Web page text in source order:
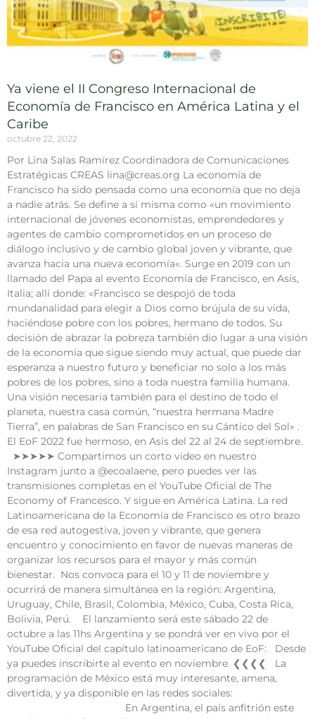
Ya viene el II Congreso Internacional de
Economía de Francisco en América Latina y el
Caribe
octubre 22, 2022
Por Lina Salas Ramírez Coordinadora de Comunicaciones
Estratégicas CREAS lina@creas.org La economía de
Francisco ha sido pensada como una economía que no deja
a nadie atrás. Se define a sí misma como «un movimiento
internacional de jóvenes economistas, emprendedores y
agentes de cambio comprometidos en un proceso de
diálogo inclusivo y de cambio global joven y vibrante, que
avanza hacia una nueva economía«. Surge en 2019 con un
llamado del Papa al evento Economía de Francisco, en Asís,
Italia; allí donde: «Francisco se despojó de toda
mundanalidad para elegir a Dios como brújula de su vida,
haciéndose pobre con los pobres, hermano de todos. Su
decisión de abrazar la pobreza también dio lugar a una visión
de la economía que sigue siendo muy actual, que puede dar
esperanza a nuestro futuro y beneficiar no solo a los más
pobres de los pobres, sino a toda nuestra familia humana.
Una visión necesaria también para el destino de todo el
planeta, nuestra casa común, “nuestra hermana Madre
Tierra”, en palabras de San Francisco en su Cántico del Sol» .
El EoF 2022 fue hermoso, en Asís del 22 al 24 de septiembre.
➤➤➤➤➤ Compartimos un corto video en nuestro
Instagram junto a @ecoalaene, pero puedes ver las
transmisiones completas en el YouTube Oficial de The
Economy of Francesco. Y sigue en América Latina. La red
Latinoamericana de la Economía de Francisco es otro brazo
de esa red autogestiva, joven y vibrante, que genera
encuentro y conocimiento en favor de nuevas maneras de
organizar los recursos para el mayor y más común
bienestar. Nos convoca para el 10 y 11 de noviembre y
ocurrirá de manera simultánea en la región: Argentina,
Uruguay, Chile, Brasil, Colombia, México, Cuba, Costa Rica,
Bolivia, Perú. El lanzamiento será este sábado 22 de
octubre a las 11hs Argentina y se pondrá ver en vivo por el
YouTube Oficial del capítulo latinoamericano de EoF: Desde
ya puedes inscribirte al evento en noviembre. ❮❮❮❮ La
programación de México está muy interesante, amena,
divertida, y ya disponible en las redes sociales:
En Argentina, el país anfitrión este